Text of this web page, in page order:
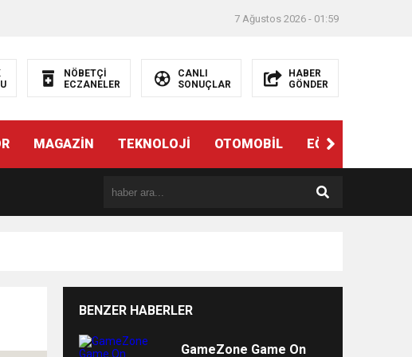
7 Ağustos 2026 - 01:59
NÖBETÇİ
ECZANELER
CANLI
SONUÇLAR
HABER
GÖNDER
MAGAZİN TEKNOLOJİ OTOMOBİL EĞİTİM
BENZER HABERLER
GameZone Game On